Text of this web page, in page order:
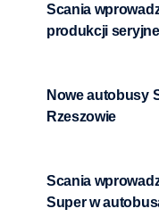
Scania
produkcji
Nowe autobusy
Rzeszowie
Scania
Super w